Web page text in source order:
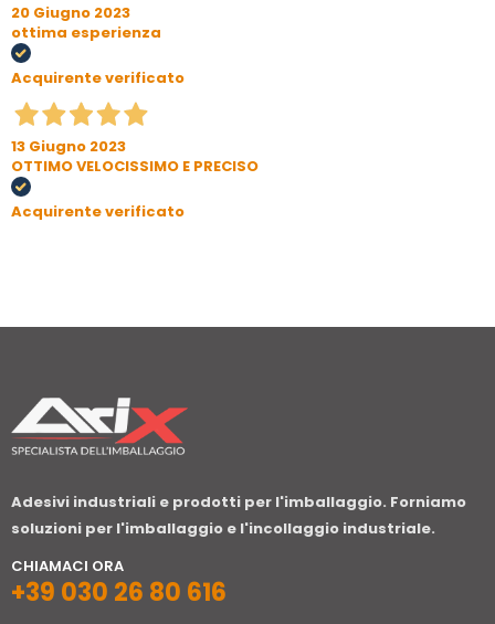
20 Giugno 2023
ottima esperienza
Acquirente verificato
13 Giugno 2023
OTTIMO VELOCISSIMO E PRECISO
Acquirente verificato
Adesivi industriali e prodotti per l'imballaggio. Forniamo
soluzioni per l'imballaggio e l'incollaggio industriale.
CHIAMACI ORA
+39 030 26 80 616